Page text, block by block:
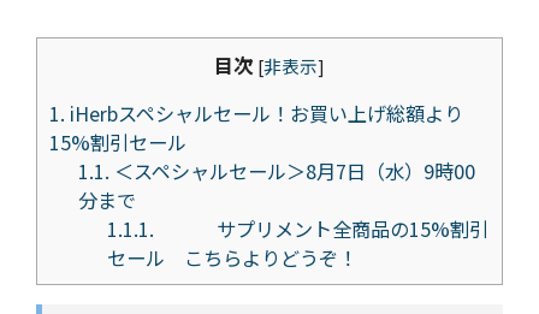
目次 [非表示]
1. iHerbスペシャルセール！お買い上げ総額より
15%割引セール
1.1. ＜スペシャルセール＞8月7日（水）9時00
分まで
1.1.1. サプリメント全商品の15%割引
セール こちらよりどうぞ！